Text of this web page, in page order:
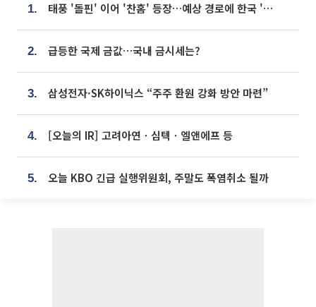
1. 태풍 '돌핀' 이어 '찬홈' 등장…예상 경로에 한국 '한숨'
2. 급등한 국제 금값…국내 금시세는?
3. 삼성전자·SK하이닉스 “주주 환원 강화 방안 마련”
4. [오늘의 IR] 고려아연ㆍ심텍ㆍ엘앤에프 등
5. 오늘 KBO 긴급 실행위원회, 주말도 폭염취소 될까